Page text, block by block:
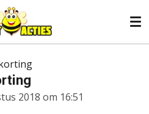
2018 om 16:51